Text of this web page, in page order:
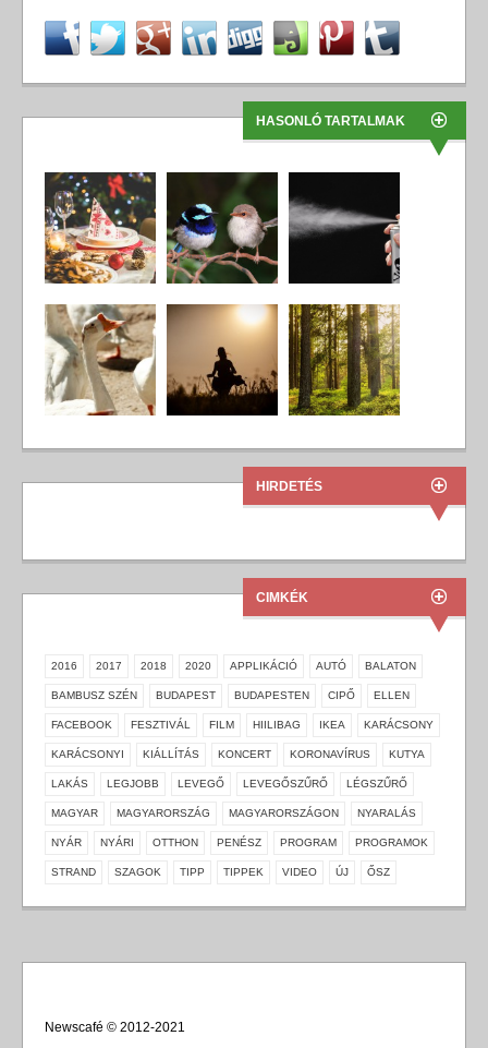
HASONLÓ TARTALMAK
HIRDETÉS
CIMKÉK
2016 2017 2018 2020 APPLIKÁCIÓ AUTÓ BALATON
BAMBUSZ SZÉN BUDAPEST BUDAPESTEN CIPŐ ELLEN
FACEBOOK FESZTIVÁL FILM HIILIBAG IKEA KARÁCSONY
KARÁCSONYI KIÁLLÍTÁS KONCERT KORONAVÍRUS KUTYA
LAKÁS LEGJOBB LEVEGŐ LEVEGŐSZŰRŐ LÉGSZŰRŐ
MAGYAR MAGYARORSZÁG MAGYARORSZÁGON NYARALÁS
NYÁR NYÁRI OTTHON PENÉSZ PROGRAM PROGRAMOK
STRAND SZAGOK TIPP TIPPEK VIDEO ÚJ ŐSZ
Newscafé © 2012-2021